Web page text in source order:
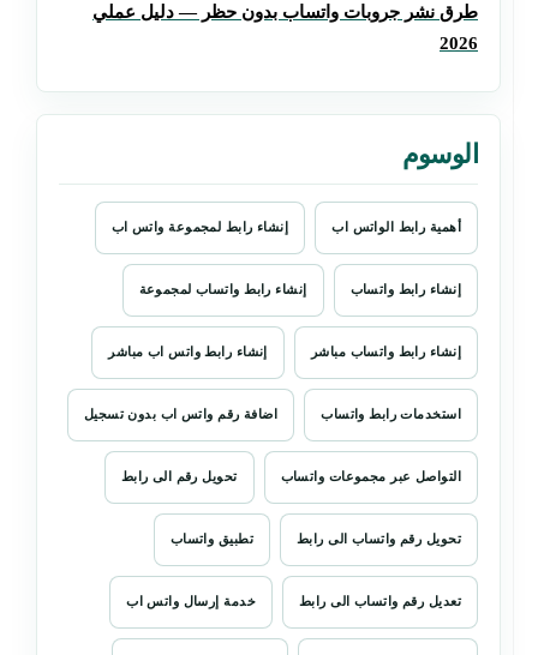
طرق نشر جروبات واتساب بدون حظر — دليل عملي
2026
الوسوم
أهمية رابط الواتس اب إنشاء رابط لمجموعة واتس اب
إنشاء رابط واتساب إنشاء رابط واتساب لمجموعة
إنشاء رابط واتساب مباشر إنشاء رابط واتس اب مباشر
استخدمات رابط واتساب اضافة رقم واتس اب بدون تسجيل
التواصل عبر مجموعات واتساب تحويل رقم الى رابط
تحويل رقم واتساب الى رابط تطبيق واتساب
تعديل رقم واتساب الى رابط خدمة إرسال واتس اب